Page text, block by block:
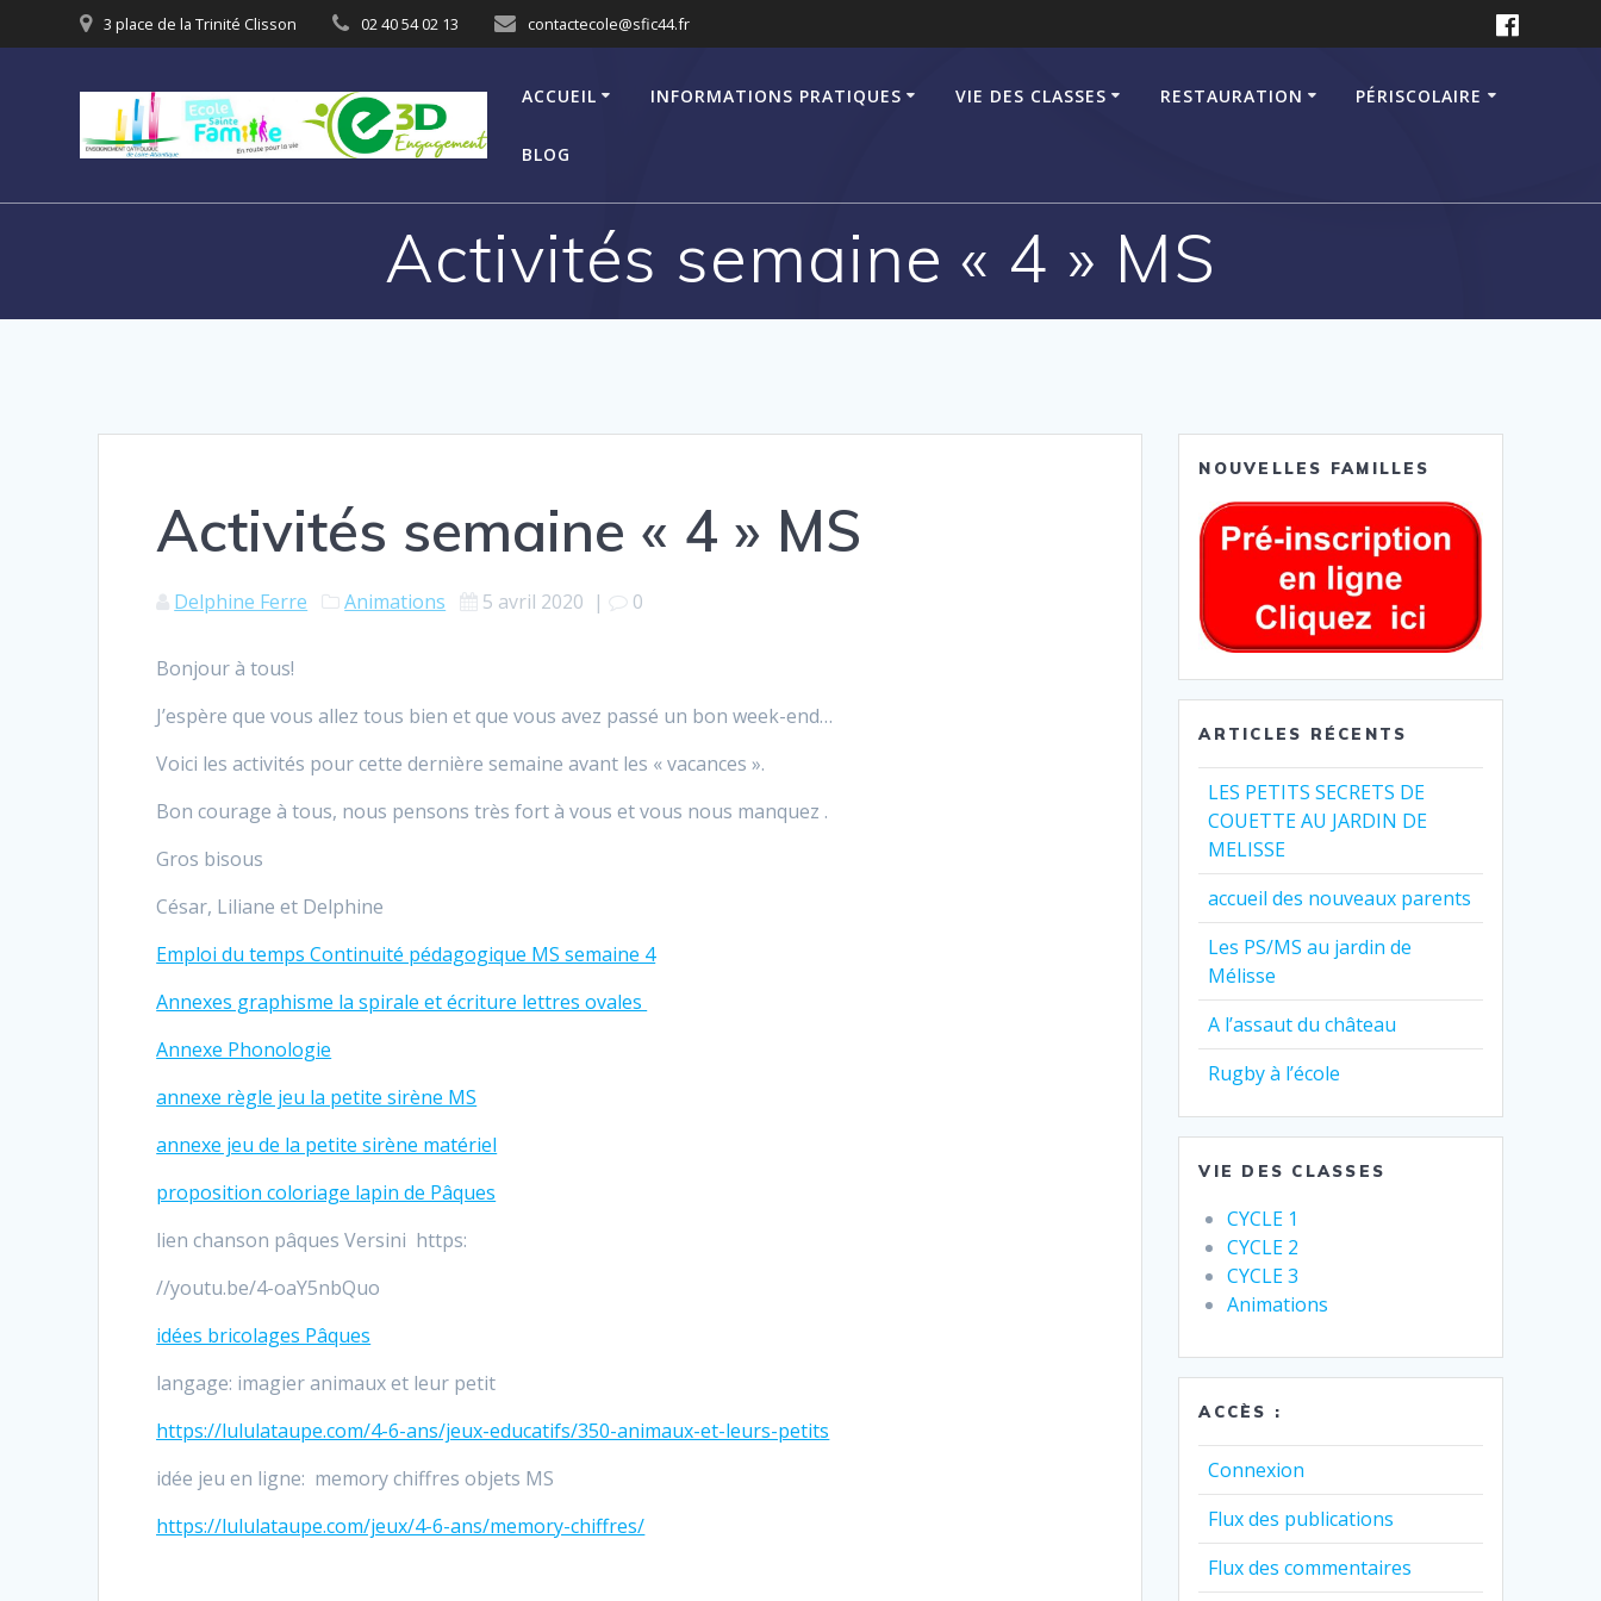
3 place de la Trinité Clisson 02 40 54 02 13 contactecole@sfic44.fr
ACCUEIL INFORMATIONS PRATIQUES VIE DES CLASSES RESTAURATION PÉRISCOLAIRE
BLOG
Activités semaine « 4 » MS
Activités semaine « 4 » MS
Delphine Ferre Animations 5 avril 2020 | 0
Bonjour à tous!
J’espère que vous allez tous bien et que vous avez passé un bon week-end…
Voici les activités pour cette dernière semaine avant les « vacances ».
Bon courage à tous, nous pensons très fort à vous et vous nous manquez .
Gros bisous
César, Liliane et Delphine
Emploi du temps Continuité pédagogique MS semaine 4
Annexes graphisme la spirale et écriture lettres ovales
Annexe Phonologie
annexe règle jeu la petite sirène MS
annexe jeu de la petite sirène matériel
proposition coloriage lapin de Pâques
lien chanson pâques Versini https:
//youtu.be/4-oaY5nbQuo
idées bricolages Pâques
langage: imagier animaux et leur petit
https://lululataupe.com/4-6-ans/jeux-educatifs/350-animaux-et-leurs-petits
idée jeu en ligne: memory chiffres objets MS
https://lululataupe.com/jeux/4-6-ans/memory-chiffres/
NOUVELLES FAMILLES
ARTICLES RÉCENTS
LES PETITS SECRETS DE
COUETTE AU JARDIN DE
MELISSE
accueil des nouveaux parents
Les PS/MS au jardin de
Mélisse
A l’assaut du château
Rugby à l’école
VIE DES CLASSES
CYCLE 1
CYCLE 2
CYCLE 3
Animations
ACCÈS :
Connexion
Flux des publications
Flux des commentaires